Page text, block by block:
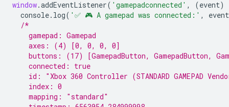
window.addEventListener( 'gamepadconnected' , (event)
console. log( '✅ 🎮 A gamepad was connected:' ,
event
/*
    gamepad: Gamepad
    axes: (4) [0, 0, 0, 0]
buttons: (17) [GamepadButton, GamepadButton,
    connected: true
id: "Xbox 360 Controller (STANDARD GAMEPAD
    index: 0
    mapping: "standard"